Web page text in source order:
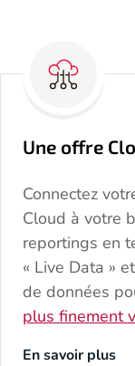
Une offre
Connectez
Cloud à votre
reportings en
« Live Data »
de données
plus finement
En savoir plus